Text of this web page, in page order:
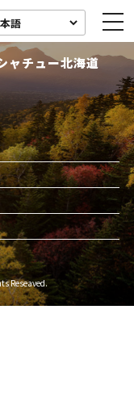
泊スポット情報
ャチュー北海道
Reseaved.